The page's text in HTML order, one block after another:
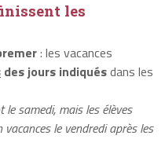
les
: les vacances
des jours indiquésdans les
samedi, mais les élèves
le vendredi après les